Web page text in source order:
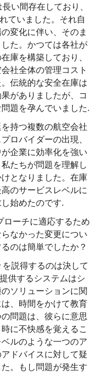
い間存在しており、
ていました。それ自
変化に伴い、そのま
た。かつては各社が
庫を構築しており、
社全体の管理コスト
伝統的な安全在庫は
がありましたが、コ
題を孕んでいました.
持つ複数の航空会社
ロバイダーの出現、
企業に効率化を強い
たちが問題を理解し
となりました。在庫
のサービスレベルに
始めたのです.
ローチに適応するため
なかった変更につい
のは簡単でしたか？
説得するのは決して
供するシステムはシ
ソリューションに関
、時間をかけて教育
問題は、彼らに意思
に不快感を覚えるこ
ルのような一つのア
ドバイスに対して疑
。もし問題が発生す